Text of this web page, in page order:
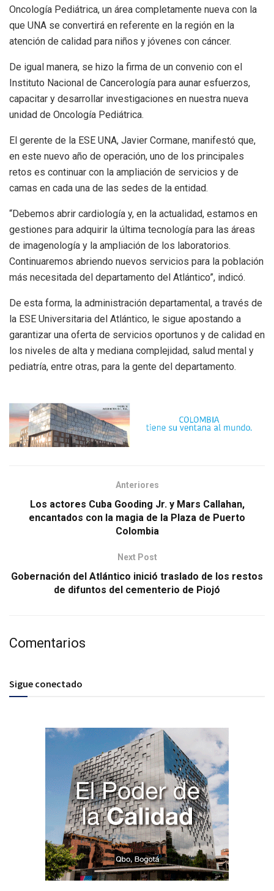
Oncología Pediátrica, un área completamente nueva con la
que UNA se convertirá en referente en la región en la
atención de calidad para niños y jóvenes con cáncer.
De igual manera, se hizo la firma de un convenio con el
Instituto Nacional de Cancerología para aunar esfuerzos,
capacitar y desarrollar investigaciones en nuestra nueva
unidad de Oncología Pediátrica.
El gerente de la ESE UNA, Javier Cormane, manifestó que,
en este nuevo año de operación, uno de los principales
retos es continuar con la ampliación de servicios y de
camas en cada una de las sedes de la entidad.
“Debemos abrir cardiología y, en la actualidad, estamos en
gestiones para adquirir la última tecnología para las áreas
de imagenología y la ampliación de los laboratorios.
Continuaremos abriendo nuevos servicios para la población
más necesitada del departamento del Atlántico”, indicó.
De esta forma, la administración departamental, a través de
la ESE Universitaria del Atlántico, le sigue apostando a
garantizar una oferta de servicios oportunos y de calidad en
los niveles de alta y mediana complejidad, salud mental y
pediatría, entre otras, para la gente del departamento.
Anteriores
Los actores Cuba Gooding Jr. y Mars Callahan,
encantados con la magia de la Plaza de Puerto
Colombia
Next Post
Gobernación del Atlántico inició traslado de los restos
de difuntos del cementerio de Piojó
Comentarios
Sigue conectado